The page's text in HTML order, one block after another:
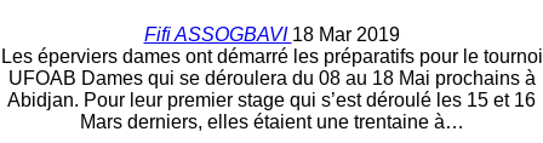
Fifi ASSOGBAVI 18 Mar 2019
Les éperviers dames ont démarré les préparatifs pour le tournoi
UFOAB Dames qui se déroulera du 08 au 18 Mai prochains à
Abidjan. Pour leur premier stage qui s’est déroulé les 15 et 16
Mars derniers, elles étaient une trentaine à…